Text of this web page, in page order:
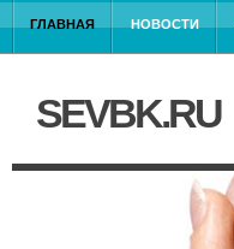
ГЛАВНАЯ НОВОСТИ
SEVBK.RU